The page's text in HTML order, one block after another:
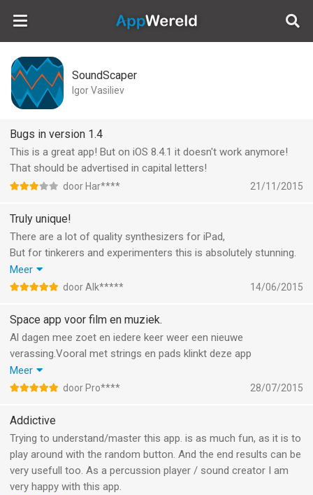
AppWereld
SoundScaper
Igor Vasiliev
Bugs in version 1.4
This is a great app! But on iOS 8.4.1 it doesn't work anymore!
That should be advertised in capital letters!
door Har**** 21/11/2015
Truly unique!
There are a lot of quality synthesizers for iPad,
But for tinkerers and experimenters this is absolutely stunning.
There are sections that are pretty hard to grasp in the
beginning, but every session leaves you with a piece of truly
fantastic VSTI, but until then this is the software I continue to
use again and again and again!
Meer
door Alk***** 14/06/2015
Space app voor film en muziek.
Al dagen mee zoet en iedere keer weer een nieuwe
verassing.Vooral met strings en pads klinkt deze app
geweldig.Je drukt een paar keer op de randomize knop en stelt
hier en daar wat bij en vervolgens zit je ineens op een andere
combinatie met een drum app klinkt het heel tof.Je kan zowel
chaotische glitch/drone geluiden maken,maar ook rustige
zweverige geluiden door de circuit enable en trigger knoppen uit
te schakelen.Ook fijn dat de developer de app regelmatig update
en nieuwe functies toevoegd.
Meer
door Pro**** 28/07/2015
Addictive
Trying to understand/master this app. is as much fun, as it is to
play around with the random button. And the end results can be
very usefull too. As a percussion player / sound creator I am
very happy with this app.